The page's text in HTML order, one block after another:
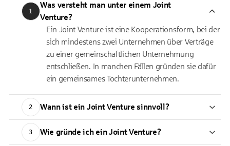
1
Was versteht man unter einem Joint
Venture?
Ein Joint Venture ist eine Kooperationsform, bei der
sich mindestens zwei Unternehmen über Verträge
zu einer gemeinschaftlichen Unternehmung
entschließen. In manchen Fällen gründen sie dafür
ein gemeinsames Tochterunternehmen.
2 Wann ist ein Joint Venture sinnvoll?
3 Wie gründe ich ein Joint Venture?